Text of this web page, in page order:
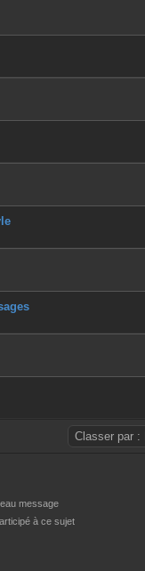
Votes - 0 sur 5 en moyenne
Votes - 0 sur 5 en moyenne
Votes - 0 sur 5 en moyenne
message
à ce sujet